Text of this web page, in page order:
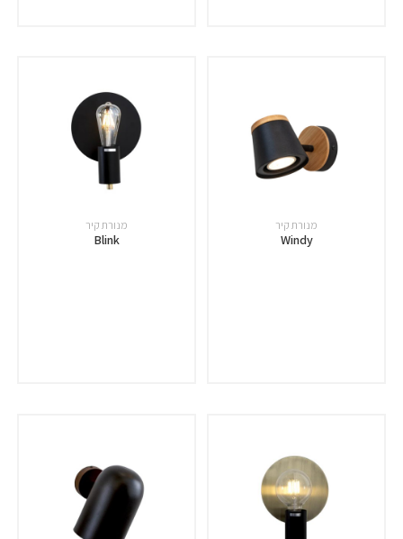
מנורת קיר
Windy
מנורת קיר
Blink